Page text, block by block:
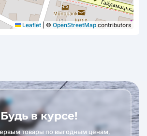
Leaflet © OpenStreetMap contributors
Будь в курсе!
товары по выгодным ценам,